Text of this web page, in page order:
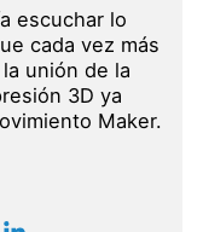
escuchar lo
cada vez más
unión de la
3D ya
Maker.